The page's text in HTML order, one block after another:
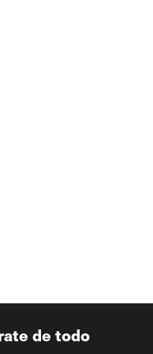
de todo